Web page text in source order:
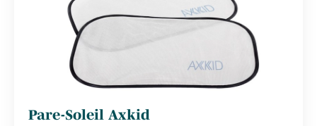
Pare-Soleil Axkid